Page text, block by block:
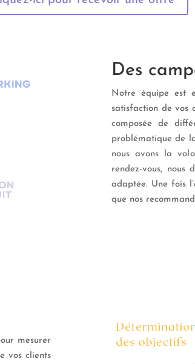
Des
Notre équipe est
satisfaction de vos
composée de
problématique de
nous avons la
rendez-vous, nous
adaptée. Une fois
que nos
mesurer
vos clients